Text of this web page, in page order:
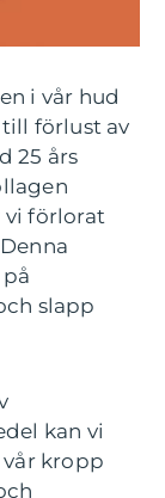
i vår hud
förlust av
25 års
vi förlorat
slapp
kan vi
kropp